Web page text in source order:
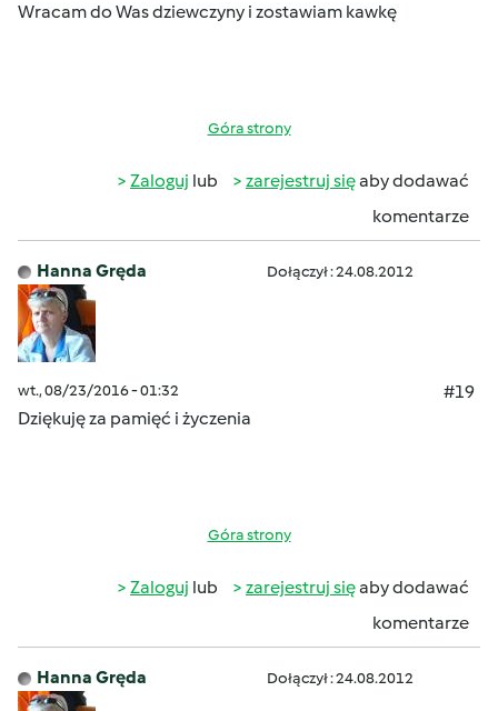
Wracam do Was dziewczyny i zostawiam kawkę
Góra strony
Zaloguj lub zarejestruj sięaby dodawać
komentarze
Hanna Gręda Dołączył : 24.08.2012
wt., 08/23/2016 - 01:32
#19
Dziękuję za pamięć i życzenia
Góra strony
Zaloguj lub zarejestruj sięaby dodawać
komentarze
Hanna Gręda Dołączył : 24.08.2012